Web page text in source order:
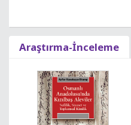
Araştırma-İnceleme